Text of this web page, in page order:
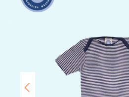
Bildergalerie überspringen